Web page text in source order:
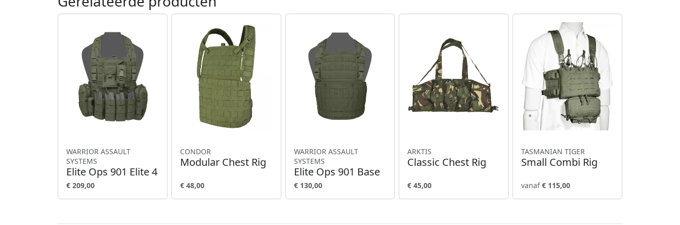
WARRIOR ASSAULT
SYSTEMS
Elite Ops 901 Elite 4
€ 209,00
CONDOR
Modular Chest Rig
€ 48,00
WARRIOR ASSAULT
SYSTEMS
Elite Ops 901 Base
€ 130,00
ARKTIS
Classic Chest Rig
€ 45,00
TASMANIAN TIGER
Small Combi Rig
vanaf€ 115,00